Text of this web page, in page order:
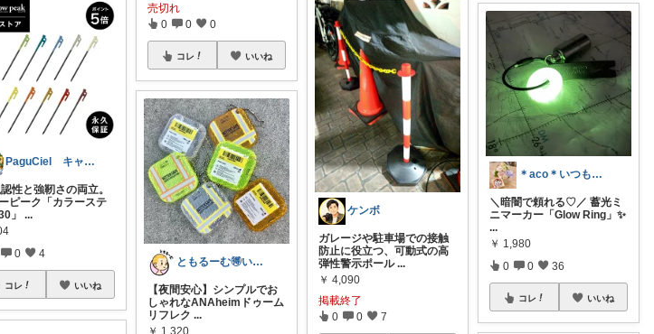
PaguCiel キャンプとカーライフ
性と強靭さの両立。
ピーク「カラーステ
」...
0 4
コレ いいね
売切れ
0 0 0
コレ いいね
ともるーむ🉐いいものみっけ‼️
【夜間安心】シンプルでお
しゃれなANAheimドゥーム
リフレク ...
ケンボ
ガレージや駐車場での接触
防止に役立つ、可動式の高
弾性警示ポール ...
￥ 4,090
掲載終了
0 0 7
＊aco＊いつもありがとうございます♡
＼暗闇で頼れる♡／ 蓄光ミ
ニマーカー「Glow Ring」✨
...
￥ 1,980
0 0 36
コレ いいね